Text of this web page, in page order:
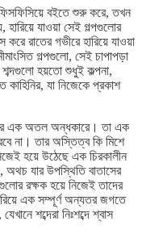
ফিসফিসিয়ে বইতে শুরু করে, তখন
যাওয়া সেই গল্পগুলোর
রাতের গভীরে হারিয়ে যাওয়া
গল্পগুলো, সেই চাপাপড়া
হয়তো শুধুই কল্পনা,
কাহিনির, যা নিজেকে প্রকাশ
এক অতল অন্ধকারে। তা এক
না। তার অস্তিত্ব কি মিশে
হয়ে উঠেছে এক চিরকালীন
অথচ যার উপস্থিতি বাতাসের
রক্ষক হয়ে নিজেই তাদের
এক সম্পূর্ণ অন্যতর জগতে
শব্দেরা নিঃশব্দে শ্বাস